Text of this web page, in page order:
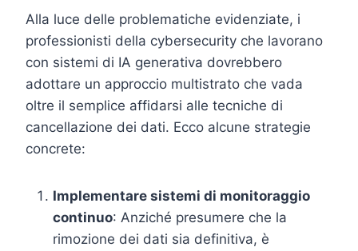
Alla luce delle problematiche evidenziate, i
professionisti della cybersecurity che lavorano
con sistemi di IA generativa dovrebbero
adottare un approccio multistrato che vada
oltre il semplice affidarsi alle tecniche di
cancellazione dei dati. Ecco alcune strategie
concrete:
Implementare sistemi di monitoraggio
continuo: Anziché presumere che la
rimozione dei dati sia definitiva, è